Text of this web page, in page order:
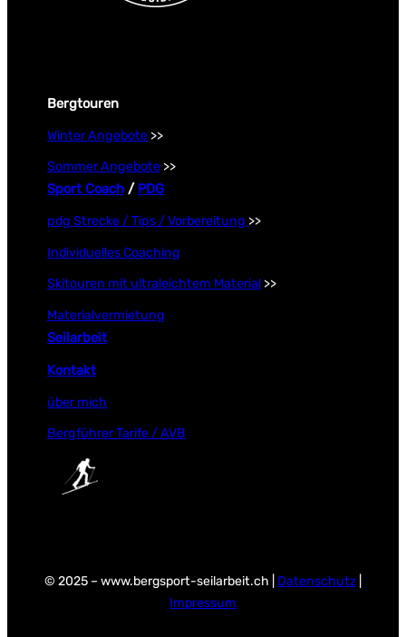
Bergtouren
Winter Angebote >>
Sommer Angebote >>
Sport Coach / PDG
pdg Strecke / Tips / Vorbereitung >>
Individuelles Coaching
Skitouren mit ultraleichtem Material >>
Materialvermietung
Seilarbeit
Kontakt
über mich
Bergführer Tarife / AVB
© 2025 – www.bergsport-seilarbeit.ch | Datenschutz
Impressum